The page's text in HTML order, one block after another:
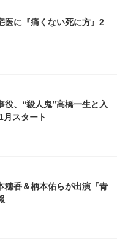
医に『痛くない死に方』2
役、“殺人鬼”高橋一生と入
スタート
香＆柄本佑らが出演『青